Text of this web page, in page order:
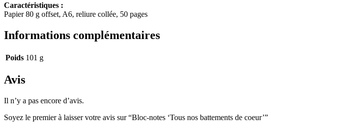
Caractéristiques :
Papier 80 g offset, A6, reliure collée, 50 pages
Informations complémentaires
Poids 101 g
Avis
Il n’y a pas encore d’avis.
Soyez le premier à laisser votre avis sur “Bloc-notes ‘Tous nos battements de coeur’”